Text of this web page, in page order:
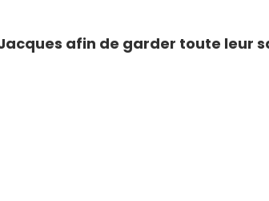
afin de garder toute leur